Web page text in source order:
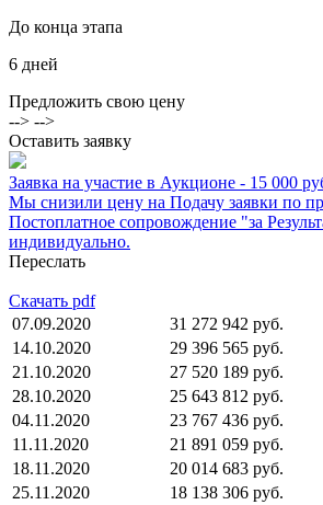
До конца этапа
6 дней
Предложить свою цену
--> -->
Оставить заявку
Заявка на участие в Аукционе - 15 000
Мы снизили цену на Подачу заявки по
Постоплатное сопровождение "за
индивидуально.
Переслать
Скачать pdf
07.09.2020
31 272 942 руб.
14.10.2020
29 396 565 руб.
21.10.2020
27 520 189 руб.
28.10.2020
25 643 812 руб.
04.11.2020
23 767 436 руб.
11.11.2020
21 891 059 руб.
18.11.2020
20 014 683 руб.
25.11.2020
18 138 306 руб.